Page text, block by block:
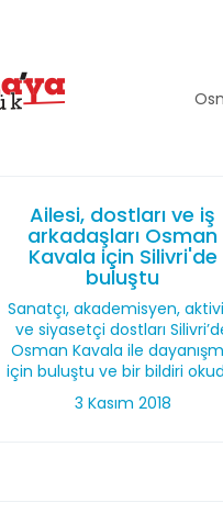
Ailesi, dostları ve iş
arkadaşları Osman
Kavala için Silivri'de
buluştu
Sanatçı, akademisyen,
ve siyasetçi dostları
Osman Kavala ile
için buluştu ve bir bildiri
3 Kasım 2018